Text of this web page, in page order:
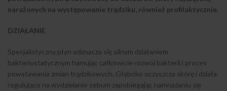
narażonych na występowanie trądziku, również profilaktycznie.
DZIAŁANIE
Specjalistyczny płyn odznacza się silnym działaniem
bakteriostatycznym hamując całkowicie rozwój bakterii i proces
powstawania zmian trądzikowych. Głęboko oczyszcza skórę i działa
regulująco na wydzielanie sebum zapobiegając namnażaniu się